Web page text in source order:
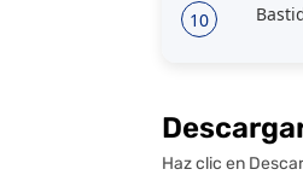
10
Haz clic en